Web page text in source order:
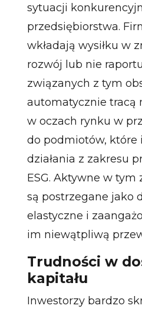
sytuacji
przedsiębiorstwa.
wkładają wysiłku w
rozwój lub nie
związanych z tym
automatycznie tracą
w oczach rynku w
do podmiotów, które
działania z zakresu
ESG. Aktywne w tym
są postrzegane jako
elastyczne i
im niewątpliwą
Trudności w
kapitału
Inwestorzy bardzo